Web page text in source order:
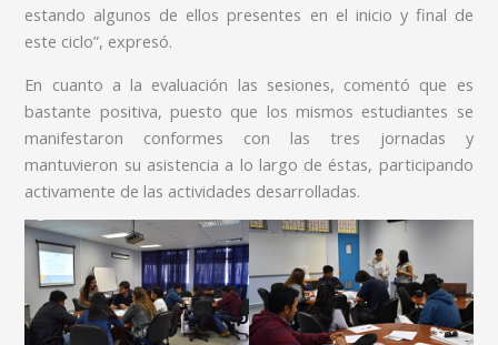
estando algunos de ellos presentes en el inicio y final de
este ciclo”, expresó.
En cuanto a la evaluación las sesiones, comentó que es
bastante positiva, puesto que los mismos estudiantes se
manifestaron conformes con las tres jornadas y
mantuvieron su asistencia a lo largo de éstas, participando
activamente de las actividades desarrolladas.